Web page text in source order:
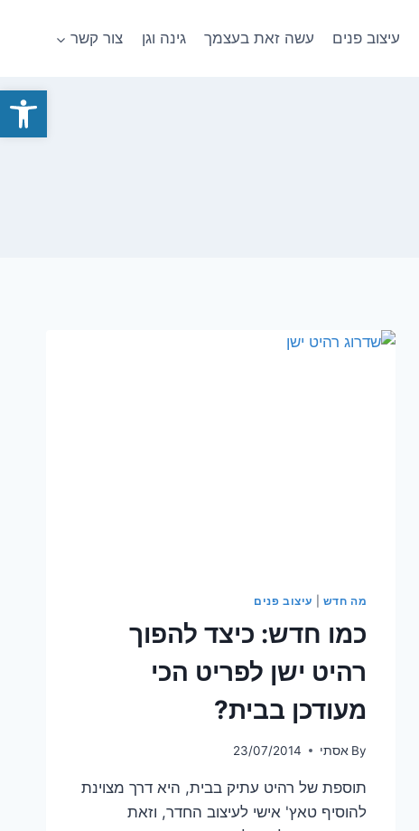
פתח
עיצוב פנים עשה זאת בעצמך גינה וגן צור קשר
מה חדש עיצוב פנים
כמו חדש: כיצד להפוך
רהיט ישן לפריט הכי
מעודכן בבית?
By אסתי 23/07/2014
תוספת של רהיט עתיק בבית, היא דרך מצוינת
להוסיף טאץ' אישי לעיצוב החדר, וזאת